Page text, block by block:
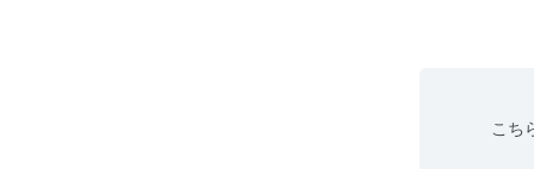
こち